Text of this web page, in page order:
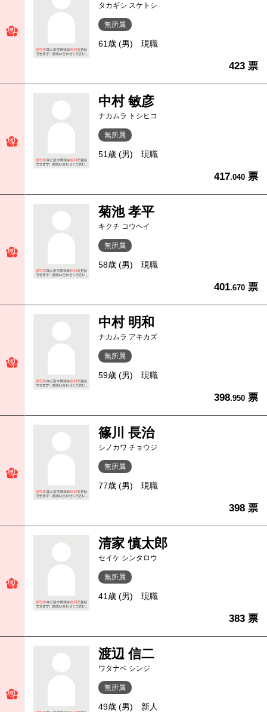
タカギシ スケトシ
無所属
61歳 (男) 現職
423 票
中村 敏彦
ナカムラ トシヒコ
無所属
51歳 (男) 現職
417.040 票
菊池 孝平
キクチ コウヘイ
無所属
58歳 (男) 現職
401.670 票
中村 明和
ナカムラ アキカズ
無所属
59歳 (男) 現職
398.950 票
篠川 長治
シノカワ チョウジ
無所属
77歳 (男) 現職
398 票
清家 慎太郎
セイケ シンタロウ
無所属
41歳 (男) 現職
383 票
渡辺 信二
ワタナベ シンジ
無所属
49歳 (男) 新人